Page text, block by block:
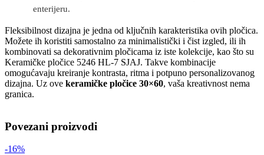
enterijeru.
Fleksibilnost dizajna je jedna od ključnih karakteristika ovih pločica.
Možete ih koristiti samostalno za minimalistički i čist izgled, ili ih
kombinovati sa dekorativnim pločicama iz iste kolekcije, kao što su
Keramičke pločice 5246 HL-7 SJAJ. Takve kombinacije
omogućavaju kreiranje kontrasta, ritma i potpuno personalizovanog
dizajna. Uz ove keramičke pločice 30×60, vaša kreativnost nema
granica.
Povezani proizvodi
-16%